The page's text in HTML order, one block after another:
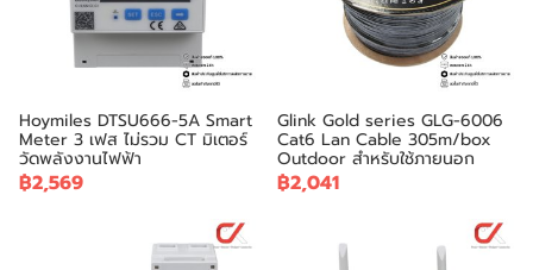
Hoymiles DTSU666-5A Smart
Meter 3 เฟส ไม่รวม CT มิเตอร์
วัดพลังงานไฟฟ้า
฿2,569
Glink Gold series GLG-6006
Cat6 Lan Cable 305m/box
Outdoor สำหรับใช้ภายนอก
฿2,041